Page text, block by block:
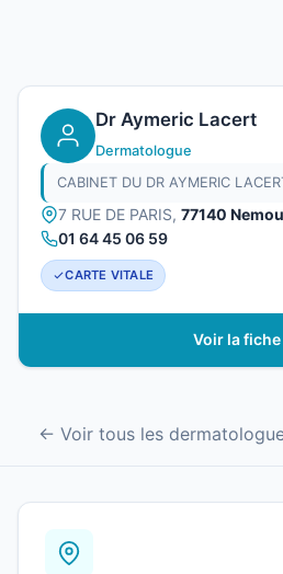
Dr Aymeric Lacert
Dermatologue
CABINET DU DR AYMERIC
7 RUE DE PARIS, 77140
01 64 45 06 59
CARTE VITALE
Voir la fiche
← Voir tous les